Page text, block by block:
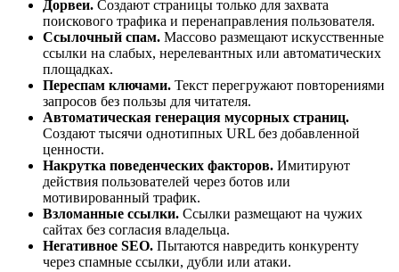
Дорвеи. Создают страницы только для захвата
поискового трафика и перенаправления пользователя.
Ссылочный спам. Массово размещают искусственные
ссылки на слабых, нерелевантных или автоматических
площадках.
Переспам ключами. Текст перегружают повторениями
запросов без пользы для читателя.
Автоматическая генерация мусорных страниц.
Создают тысячи однотипных URL без добавленной
ценности.
Накрутка поведенческих факторов. Имитируют
действия пользователей через ботов или
мотивированный трафик.
Взломанные ссылки. Ссылки размещают на чужих
сайтах без согласия владельца.
Негативное SEO. Пытаются навредить конкуренту
через спамные ссылки, дубли или атаки.